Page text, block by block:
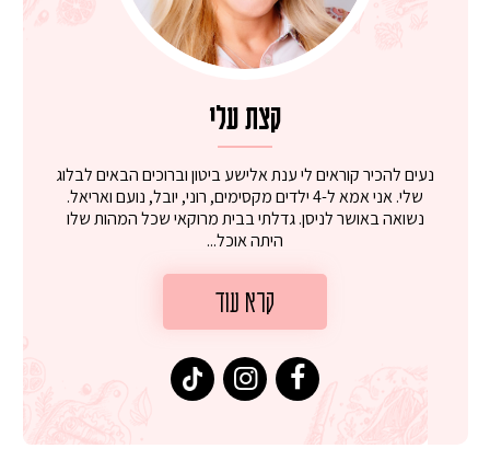
קצת עלי
נעים להכיר קוראים לי ענת אלישע ביטון וברוכים הבאים לבלוג
שלי. אני אמא ל-4 ילדים מקסימים, רוני, יובל, נועם ואריאל.
נשואה באושר לניסן. גדלתי בבית מרוקאי שכל המהות שלו
היתה אוכל...
קרא עוד